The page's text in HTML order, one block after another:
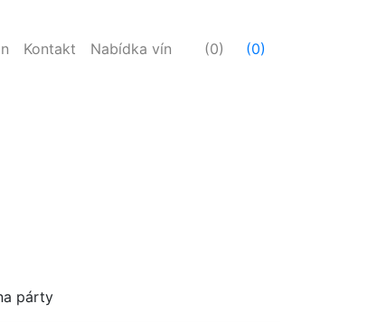
Kontakt Nabídka vín (0) (0)
párty